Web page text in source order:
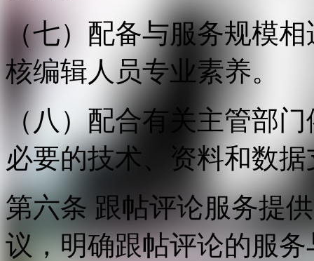
（七）配备与服务规模
核编辑人员专业素养。
（八）配合有关主管部
必要的技术、资料和数
第六条 跟帖评论服务提
议，明确跟帖评论的服